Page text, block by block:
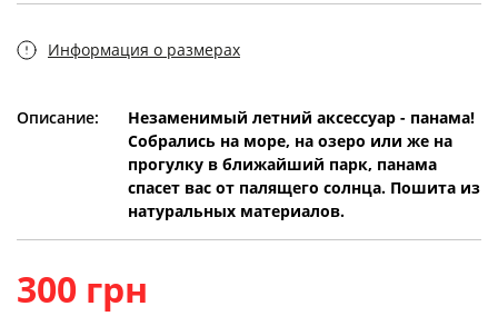
Информация о размерах
Описание:
Незаменимый летний аксессуар - панама!
Собрались на море, на озеро или же на
прогулку в ближайший парк, панама
спасет вас от палящего солнца. Пошита из
натуральных материалов.
300 грн